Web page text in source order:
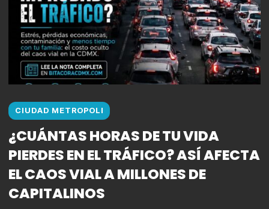
CIUDAD METROPOLI
¿CUÁNTAS HORAS DE TU VIDA
PIERDES EN EL TRÁFICO? ASÍ AFECTA
EL CAOS VIAL A MILLONES DE
CAPITALINOS